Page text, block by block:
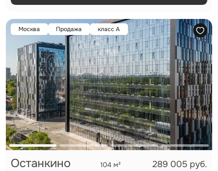
Москва Продажа класс А
Останкино
104 м² 289 005 руб.